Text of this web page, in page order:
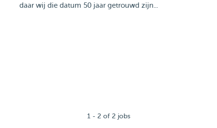
daar wij die datum 50 jaar getrouwd zijn...
1 - 2 of 2 jobs